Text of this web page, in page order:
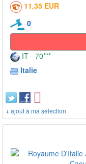
11,35 EUR
0
IT - 70***
Italie
+ ajout à ma sélection